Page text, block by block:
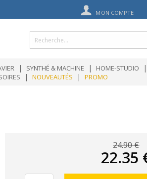
MON COMPTE
| SYNTHÉ & MACHINE | HOME-STUDIO |
| NOUVEAUTÉS | PROMO
24.90 €
22.35